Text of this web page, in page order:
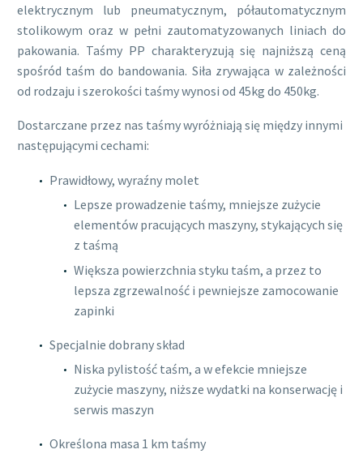
elektrycznym lub pneumatycznym, półautomatycznym
stolikowym oraz w pełni zautomatyzowanych liniach do
pakowania. Taśmy PP charakteryzują się najniższą ceną
spośród taśm do bandowania. Siła zrywająca w zależności
od rodzaju i szerokości taśmy wynosi od 45kg do 450kg.
Dostarczane przez nas taśmy wyróżniają się między innymi
następującymi cechami:
Prawidłowy, wyraźny molet
Lepsze prowadzenie taśmy, mniejsze zużycie
elementów pracujących maszyny, stykających się
z taśmą
Większa powierzchnia styku taśm, a przez to
lepsza zgrzewalność i pewniejsze zamocowanie
zapinki
Specjalnie dobrany skład
Niska pylistość taśm, a w efekcie mniejsze
zużycie maszyny, niższe wydatki na konserwację i
serwis maszyn
Określona masa 1 km taśmy